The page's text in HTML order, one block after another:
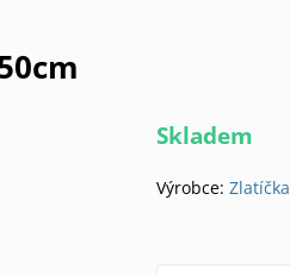
Skladem
Výrobce: Zlatíčka